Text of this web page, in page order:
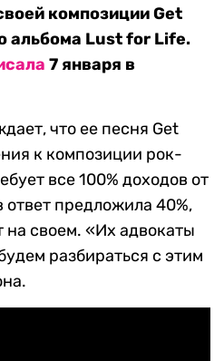
композиции Get
альбома Lust for Life.
7 января в
что ее песня Get
к композиции рок-
все 100% доходов от
предложила 40%,
на своем. «Их адвокаты
разбираться с этим